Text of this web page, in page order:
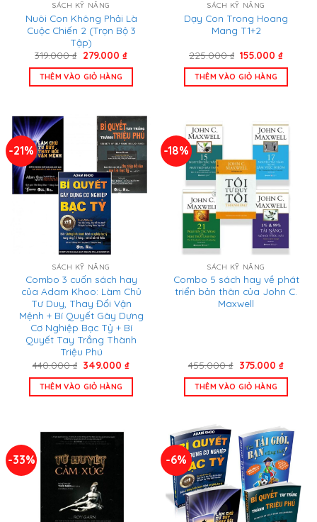
SÁCH KỸ NĂNG
Nuôi Con Không Phải Là
Cuộc Chiến 2 (Trọn Bộ 3
Tập)
319.000₫ Giá
là:
319.000 ₫.
279.000 ₫Giá
tại
THÊM VÀO GIỎ HÀNG
SÁCH KỸ NĂNG
Dạy Con Trong Hoang
Mang T1+2
225.000₫ Giá
là:
225.000 ₫.
155.000₫Giá
tại
THÊM VÀO GIỎ HÀNG
-21%
SÁCH KỸ NĂNG
Combo 3 cuốn sách hay
của Adam Khoo: Làm Chủ
Tư Duy, Thay Đổi Vận
Mệnh + Bí Quyết Gây Dựng
Cơ Nghiệp Bạc Tỷ + Bí
Quyết Tay Trắng Thành
Triệu Phú
440.000₫ Giá
là:
440.000 ₫.
349.000₫Giá
tại
THÊM VÀO GIỎ HÀNG
-18%
SÁCH KỸ NĂNG
Combo 5 sách hay về phát
triển bản thân của John C.
Maxwell
455.000₫ Giá
là:
455.000 ₫.
375.000 ₫Giá
tại
THÊM VÀO GIỎ HÀNG
-33% -6%